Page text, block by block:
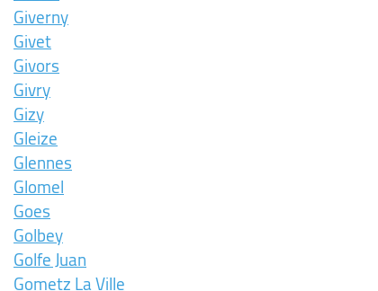
Giverny
Givet
Givors
Givry
Gizy
Gleize
Glennes
Glomel
Goes
Golbey
Golfe Juan
Gometz La Ville